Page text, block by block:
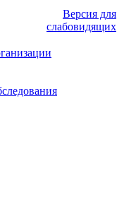
Версия для
слабовидящих